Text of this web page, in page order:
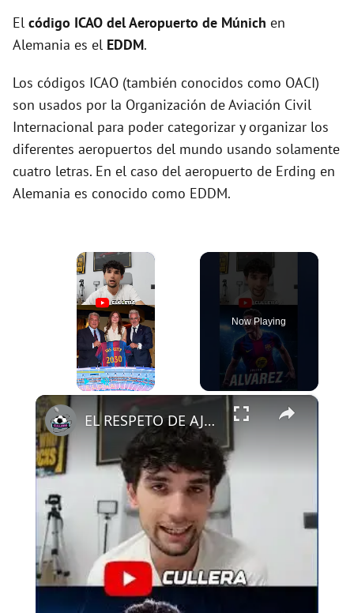
El código ICAO delAeropuerto de Múnich en
Alemania es el EDDM.
Los códigos ICAO (también conocidos como OACI)
son usados por la Organización de Aviación Civil
Internacional para poder categorizar y organizar los
diferentes aeropuertos del mundo usando solamente
cuatro letras. En el caso del aeropuerto de Erding en
Alemania es conocido como EDDM.
×
Now Playing
×
EL RESPETO DE AJAX AL FCB